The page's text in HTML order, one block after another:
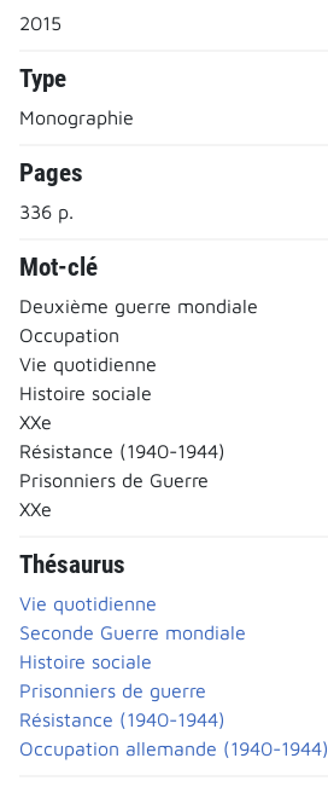
2015
Type
Monographie
Pages
336 p.
Mot-clé
Deuxième guerre mondiale
Occupation
Vie quotidienne
Histoire sociale
XXe
Résistance (1940-1944)
Prisonniers de Guerre
XXe
Thésaurus
Vie quotidienne
Seconde Guerre mondiale
Histoire sociale
Prisonniers de guerre
Résistance (1940-1944)
Occupation allemande (1940-1944)